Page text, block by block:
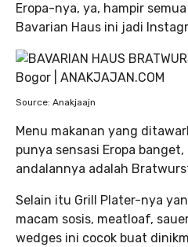
Eropa-nya, ya, hampir
Bavarian Haus ini jadi
Source: Anakjaajn
Menu makanan yang
punya sensasi Eropa
andalannya adalah
Selain itu Grill Plater-nya
macam sosis, meatloaf,
wedges ini cocok buat